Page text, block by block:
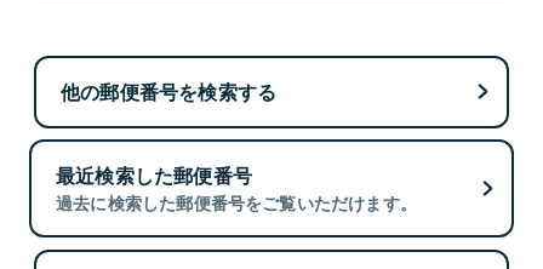
他の郵便番号を検索する
最近検索した郵便番号
過去に検索した郵便番号をご覧いただけます。